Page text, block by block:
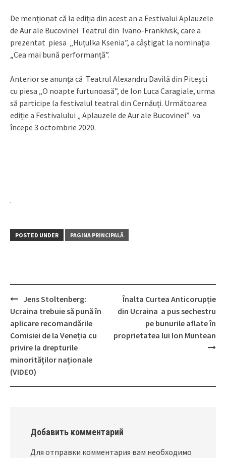
De menționat că la ediția din acest an a Festivalui Aplauzele
de Aur ale Bucovinei Teatrul din Ivano-Frankivsk, care a
prezentat piesa „Huțulka Ksenia”, a câștigat la nominația
„Cea mai bună performanță”.
Anterior se anunța că Teatrul Alexandru Davilă din Pitești
cu piesa „O noapte furtunoasă”, de Ion Luca Caragiale, urma
să participe la festivalul teatral din Cernăuți. Următoarea
ediție a Festivalului „ Aplauzele de Aur ale Bucovinei” va
începe 3 octombrie 2020.
.
POSTED UNDER PAGINA PRINCIPALĂ
Post
navigation
Jens Stoltenberg:
Ucraina trebuie să pună în
aplicare recomandările
Comisiei de la Veneția cu
privire la drepturile
minorităților naționale
(VIDEO)
Înalta Curtea Anticorupție
din Ucraina a pus sechestru
pe bunurile aflate în
proprietatea lui Ion Muntean
Добавить комментарий
Для отправки комментария вам необходимо